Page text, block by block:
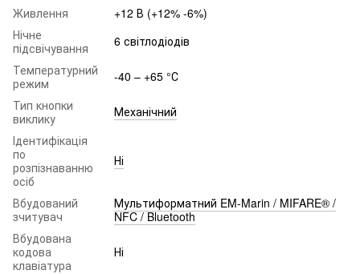
Живлення
+12 В (+12% -6%)
Нічне
підсвічування
6 світлодіодів
Температурний
режим
-40 – +65 °С
Тип кнопки
виклику
Механічний
Ідентифікація
по
розпізнаванню
осіб
Ні
Вбудований
зчитувач
Мультиформатний EM-Marin / MIFARE® /
NFC / Bluetooth
Вбудована
кодова
клавіатура
Ні